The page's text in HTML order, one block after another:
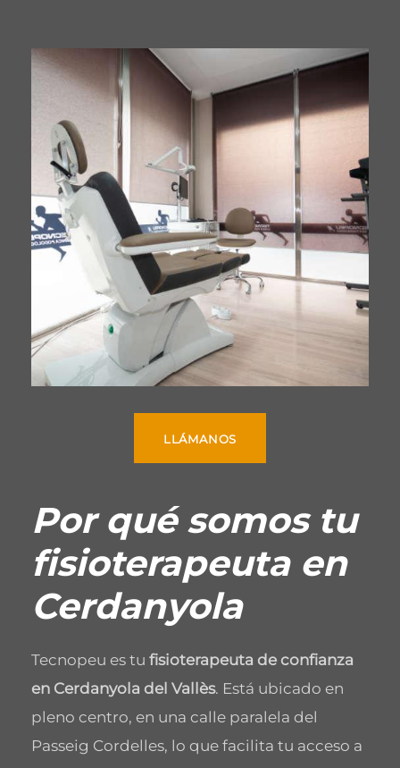
LLÁMANOS
Por qué somos tu
fisioterapeuta en
Cerdanyola
Tecnopeu es tu fisioterapeuta de confianza
en Cerdanyola del Vallès. Está ubicado en
pleno centro, en una calle paralela del
Passeig Cordelles, lo que facilita tu acceso a